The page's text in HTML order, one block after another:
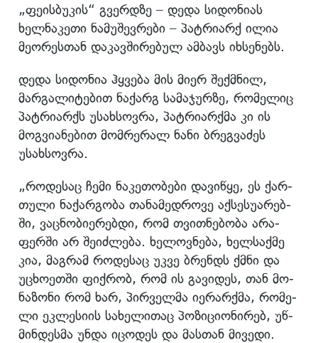
„ფეისბუკის“ გვერდზე – დედა სიდონიას
ხელნაკეთი ნამუშევრები – პატრიარქ ილია
მეორესთან დაკავშირებულ ამბავს იხსენებს.
დედა სიდონია ჰყვება მის მიერ შექმნილ,
მარგალიტებით ნაქარგ სამაჯურზე, რომელიც
პატრიარქს უსახსოვრა, პატრიარქმა კი ის
მოგვიანებით მომრერალ ნანი ბრეგვაძეს
უსახსოვრა.
„რო­დე­საც ჩემი ნა­კე­თო­ბე­ბი და­ვი­წყე, ეს ქარ­
თუ­ლი ნა­ქარ­გო­ბა თა­ნა­მედ­რო­ვე აქ­სე­სუ­ა­რებ­
ში, ვაც­ნო­ბი­ე­რებ­დი, რომ თვით­ნე­ბო­ბა არა­
ფერ­ში არ შე­იძ­ლე­ბა. ხე­ლოვ­ნე­ბა, ხელ­საქ­მე
კია, მაგ­რამ რო­დე­საც უკვე ბრენ­დს ქმნი და
უცხო­ეთ­ში ფიქ­რობ, რომ ის გა­ვი­დეს, თან მო­
ნა­ზო­ნი რომ ხარ, პირ­ველ­მა იერ­არ­ქმა, რო­მე­
ლი ეკ­ლე­სი­ის სა­ხე­ლი­თაც პო­ზი­ცი­ო­ნი­რებ, უწ­
მინ­დეს­მა უნდა იცო­დეს და მას­თან მი­ვე­დი.